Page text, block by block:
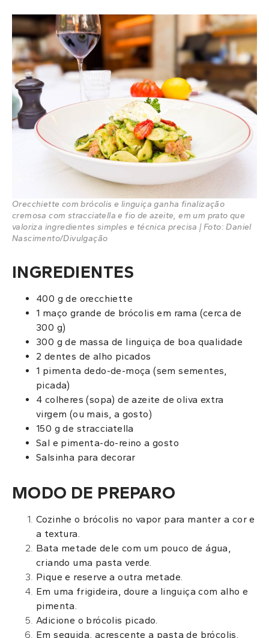
Orecchiette com brócolis e linguiça ganha finalização
cremosa com stracciatella e fio de azeite, em um prato que
valoriza ingredientes simples e técnica precisa | Foto: Daniel
Nascimento/Divulgação
INGREDIENTES
400 g de orecchiette
1 maço grande de brócolis em rama (cerca de
300 g)
300 g de massa de linguiça de boa qualidade
2 dentes de alho picados
1 pimenta dedo-de-moça (sem sementes,
picada)
4 colheres (sopa) de azeite de oliva extra
virgem (ou mais, a gosto)
150 g de stracciatella
Sal e pimenta-do-reino a gosto
Salsinha para decorar
MODO DE PREPARO
Cozinhe o brócolis no vapor para manter a cor e
a textura.
Bata metade dele com um pouco de água,
criando uma pasta verde.
Pique e reserve a outra metade.
Em uma frigideira, doure a linguiça com alho e
pimenta.
Adicione o brócolis picado.
Em seguida, acrescente a pasta de brócolis.